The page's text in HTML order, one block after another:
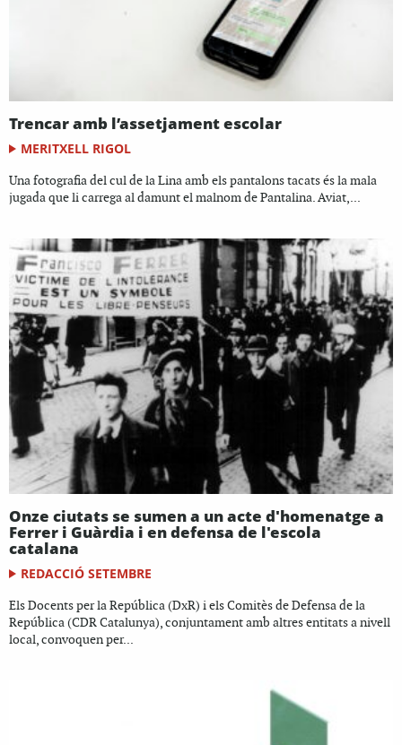
Trencar amb l’assetjament escolar
MERITXELL RIGOL
Una fotografia del cul de la Lina amb els pantalons tacats és la mala
jugada que li carrega al damunt el malnom de Pantalina. Aviat,...
Onze ciutats se sumen a un acte d'homenatge a
Ferrer i Guàrdia i en defensa de l'escola
catalana
REDACCIÓ SETEMBRE
Els Docents per la República (DxR) i els Comitès de Defensa de la
República (CDR Catalunya), conjuntament amb altres entitats a nivell
local, convoquen per...